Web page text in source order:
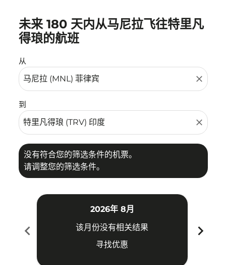
未来 180 天内从马尼拉飞往特里凡
得琅的航班
从
close
到
close
没有符合您的筛选条件的机票。
请调整您的筛选条件。
没有符合您的筛选条件的机票。请调整您的筛选条件。
chevron_left
2026年 8月
该月份没有相关结果
寻找优惠
chevron_right